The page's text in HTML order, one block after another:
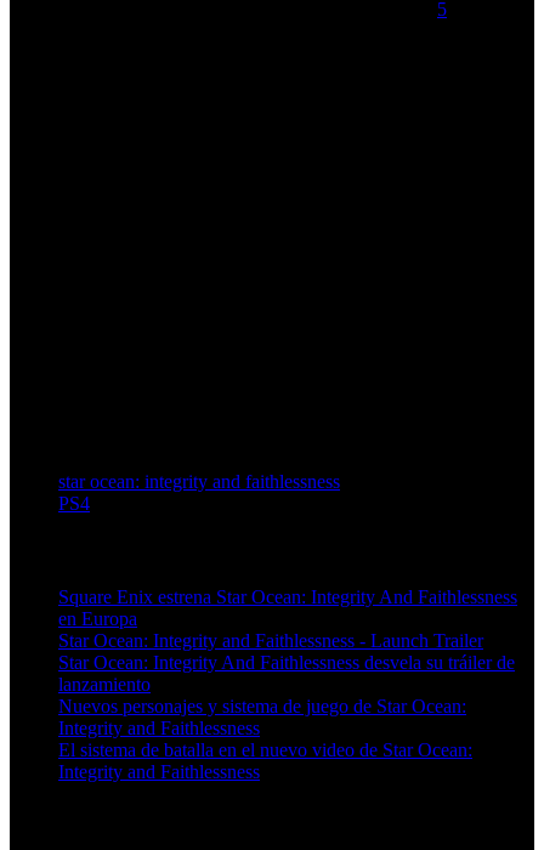
5
star ocean: integrity and faithlessness
PS4
Square Enix estrena Star Ocean: Integrity And Faithlessness
en Europa
Star Ocean: Integrity and Faithlessness - Launch Trailer
Star Ocean: Integrity And Faithlessness desvela su tráiler de
lanzamiento
Nuevos personajes y sistema de juego de Star Ocean:
Integrity and Faithlessness
El sistema de batalla en el nuevo video de Star Ocean:
Integrity and Faithlessness